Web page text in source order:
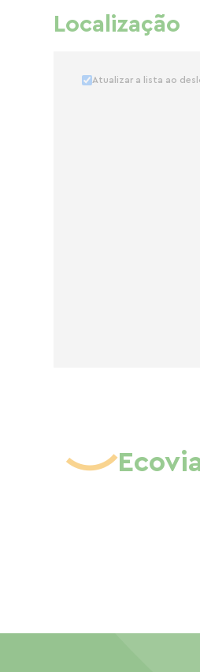
Localização
Atualizar a lista ao